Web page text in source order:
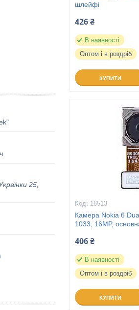
25,
шлейфі
426 ₴
В наявності
Оптом і в роздріб
КУПИТИ
16513
Камера Nokia 6
1033, 16MP,
406 ₴
В наявності
Оптом і в роздріб
КУПИТИ